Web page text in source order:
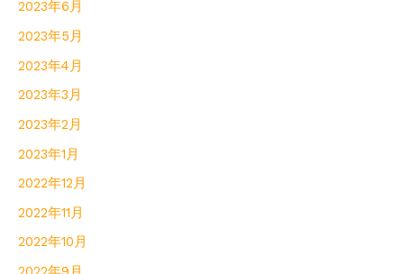
2023年6月
2023年5月
2023年4月
2023年3月
2023年2月
2023年1月
2022年12月
2022年11月
2022年10月